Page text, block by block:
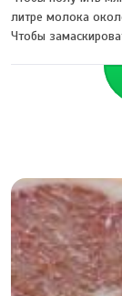
литре молока
Чтобы